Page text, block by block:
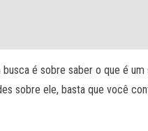
é sobre saber o que é
sobre ele, basta que você